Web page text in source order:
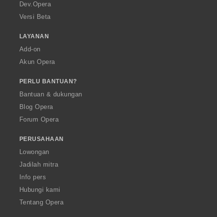
a
Dev.Opera
Versi Beta
LAYANAN
Add-on
Akun Opera
PERLU BANTUAN?
Bantuan & dukungan
Blog Opera
Forum Opera
PERUSAHAAN
Lowongan
Jadilah mitra
Info pers
Hubungi kami
Tentang Opera